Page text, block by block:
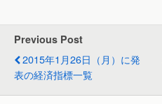
Previous Post
2015年1月26日（月）に発
表の経済指標一覧